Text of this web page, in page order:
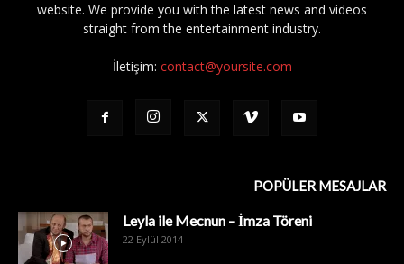
website. We provide you with the latest news and videos
straight from the entertainment industry.
İletişim: contact@yoursite.com
POPÜLER MESAJLAR
Leyla ile Mecnun – İmza Töreni
22 Eylül 2014